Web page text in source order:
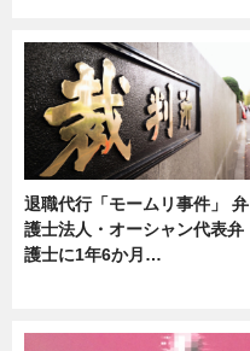
退職代行「モームリ事件」 弁
護士法人・オーシャン代表弁
護士に1年6か月…